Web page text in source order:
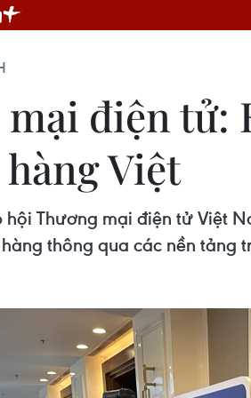
điện tử:
Việt
hội Thương mại điện tử Việt
thông qua các nền tảng